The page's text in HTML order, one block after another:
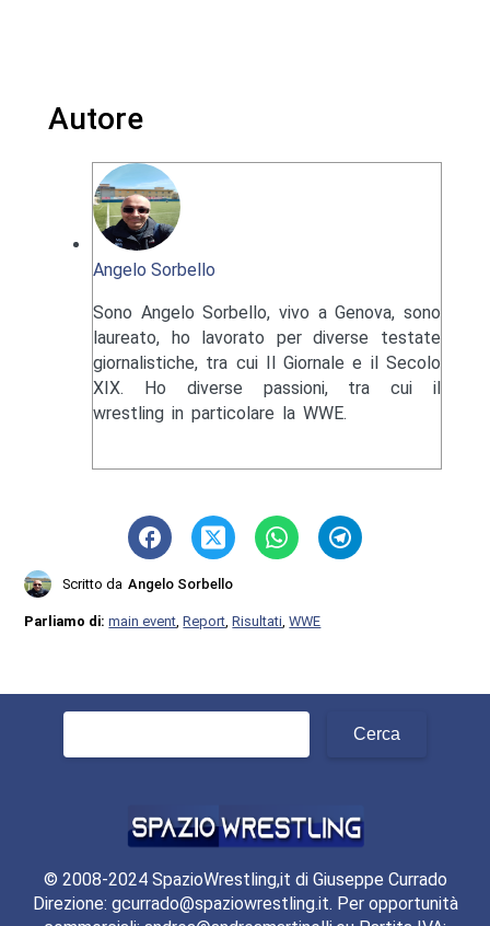
Autore
Angelo Sorbello
Sono Angelo Sorbello, vivo a Genova, sono
laureato, ho lavorato per diverse testate
giornalistiche, tra cui Il Giornale e il Secolo
XIX. Ho diverse passioni, tra cui il
wrestling in particolare la WWE.
Scritto da Angelo Sorbello
Parliamo di:main event ,Report ,Risultati ,WWE
Ricerca
© 2008-2024 SpazioWrestling,it di Giuseppe Currado
Direzione: gcurrado@spaziowrestling.it. Per opportunità